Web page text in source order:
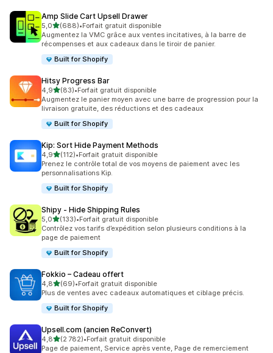
Amp Slide Cart Upsell Drawer
5,0étoile(s) sur 5
(688)
688 avis au total
•Forfait gratuit disponible
Augmentez la VMC grâce aux ventes incitatives, à la barre de
récompenses et aux cadeaux dans le tiroir de panier.
Built for Shopify
Hitsy Progress Bar
4,9étoile(s) sur 5
(83)
83 avis au total
•Forfait gratuit disponible
Augmentez le panier moyen avec une barre de progression pour la
livraison gratuite, des réductions et des cadeaux
Built for Shopify
Kip: Sort Hide Payment Methods
4,9étoile(s) sur 5
(112)
112 avis au total
•Forfait gratuit disponible
Prenez le contrôle total de vos moyens de paiement avec les
personnalisations Kip.
Built for Shopify
Shipy ‑ Hide Shipping Rules
5,0étoile(s) sur 5
(133)
133 avis au total
•Forfait gratuit disponible
Contrôlez vos tarifs d’expédition selon plusieurs conditions à la
page de paiement
Built for Shopify
Fokkio – Cadeau offert
4,8étoile(s) sur 5
(69)
69 avis au total
•Forfait gratuit disponible
Plus de ventes avec cadeaux automatiques et ciblage précis.
Built for Shopify
Upsell.com (ancien ReConvert)
4,8étoile(s) sur 5
(2 782)
2782 avis au total
•Forfait gratuit disponible
Page de paiement, Service après vente, Page de remerciement